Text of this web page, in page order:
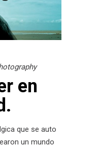
en
que se auto
un mundo